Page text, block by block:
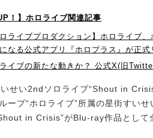
！】ホロライブ関連記事
ロライブプロダクション】ホロライブ
なる公式アプリ『ホロプラス』が正式
イブの新たな動きか？ 公式X(旧
せい2ndソロライブ“Shout in
ープ“ホロライブ”所属の星街すい
in Crisis”がBlu-ray作品として